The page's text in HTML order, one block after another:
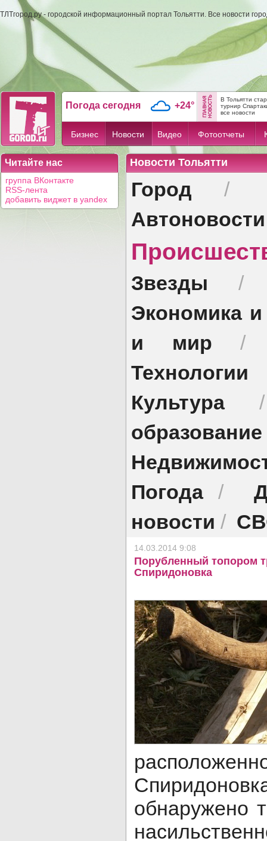
ТЛТгород.ру - городской информационный портал Тольятти. Все новости
Погода сегодня +24°
В Тольятти
турнир
все новости
Бизнес Новости Видео Фотоотчеты
Читайте нас
группа ВКонтакте
RSS-лента
добавить виджет в yandex
Новости Тольятти
Город /
Автоновости
Звезды
Экономика
и мир
Технологии
Культура
образование
Погода/
новости /
14.03.2014 9:08
Порубленный топором
Спиридоновка
обнаружено